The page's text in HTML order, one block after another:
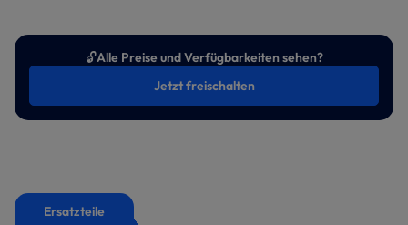
🔓Alle Preise und Verfügbarkeiten sehen?
Jetzt freischalten
Ersatzteile